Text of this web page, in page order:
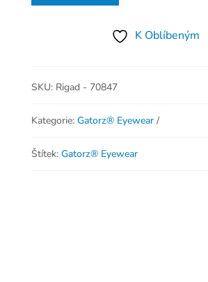
K Oblíbeným
SKU: Rigad - 70847
Kategorie: Gatorz® Eyewear
Štítek: Gatorz® Eyewear